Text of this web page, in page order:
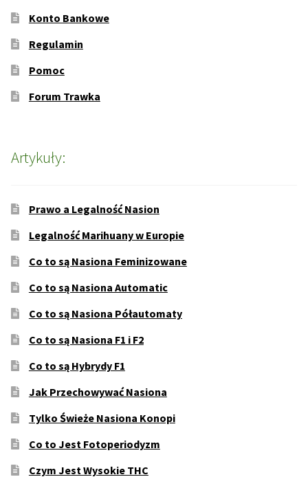
Konto Bankowe
Regulamin
Pomoc
Forum Trawka
Artykuły:
Prawo a Legalność Nasion
Legalność Marihuany w Europie
Co to są Nasiona Feminizowane
Co to są Nasiona Automatic
Co to są Nasiona Półautomaty
Co to są Nasiona F1 i F2
Co to są Hybrydy F1
Jak Przechowywać Nasiona
Tylko Świeże Nasiona Konopi
Co to Jest Fotoperiodyzm
Czym Jest Wysokie THC